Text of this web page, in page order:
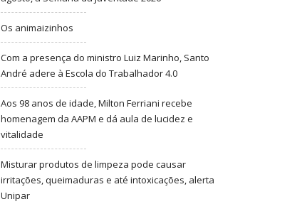
Os animaizinhos
Com a presença do ministro Luiz Marinho, Santo
André adere à Escola do Trabalhador 4.0
Aos 98 anos de idade, Milton Ferriani recebe
homenagem da AAPM e dá aula de lucidez e
vitalidade
Misturar produtos de limpeza pode causar
irritações, queimaduras e até intoxicações, alerta
Unipar